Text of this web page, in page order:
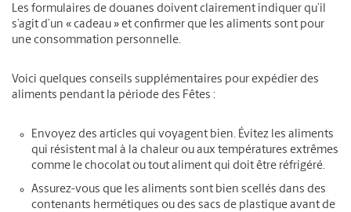
Les formulaires de douanes doivent clairement indiquer qu’il
s’agit d’un « cadeau » et confirmer que les aliments sont pour
une consommation personnelle.
Voici quelques conseils supplémentaires pour expédier des
aliments pendant la période des Fêtes :
Envoyez des articles qui voyagent bien. Évitez les aliments
qui résistent mal à la chaleur ou aux températures extrêmes
comme le chocolat ou tout aliment qui doit être réfrigéré.
Assurez-vous que les aliments sont bien scellés dans des
contenants hermétiques ou des sacs de plastique avant de